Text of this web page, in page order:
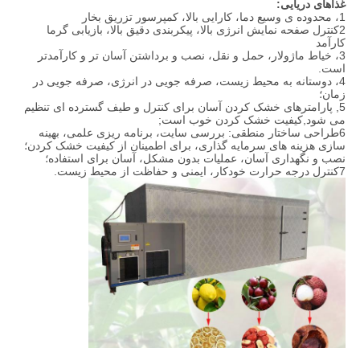
غذاهای دریایی:
1، محدوده ی وسیع دما، کارایی بالا، کمپرسور تزریق بخار
2کنترل صفحه نمایش انرژی بالا، پیکربندی دقیق بالا، بازیابی گرما
کارآمد
3، خیاط ماژولار، حمل و نقل، نصب و برداشتن آسان تر و کارآمدتر
است.
4، دوستانه به محیط زیست، صرفه جویی در انرژی، صرفه جویی در
زمان؛
5, پارامترهای خشک کردن آسان برای کنترل و طیف گسترده ای تنظیم
می شود,کیفیت خشک کردن خوب است;
6طراحی ساختار منطقی: بررسی سایت، برنامه ریزی علمی، بهینه
سازی هزینه های سرمایه گذاری، برای اطمینان از کیفیت خشک کردن؛
نصب و نگهداری آسان، عملیات بدون مشکل، آسان برای استفاده؛
7کنترل درجه حرارت خودکار، ایمنی و حفاظت از محیط زیست.